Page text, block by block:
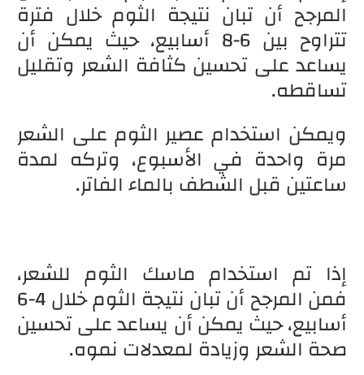
المرجح أن تبان نتيجة الثوم خلال فترة
تتراوح بين 6-8 أسابيع، حيث يمكن أن
يساعد على تحسين كثافة الشعر وتقليل
تساقطه.
ويمكن استخدام عصير الثوم على الشعر
مرة واحدة في الأسبوع، وتركه لمدة
ساعتين قبل الشطف بالماء الفاتر.
إذا تم استخدام ماسك الثوم للشعر،
فمن المرجح أن تبان نتيجة الثوم خلال 4-6
أسابيع، حيث يمكن أن يساعد على تحسين
صحة الشعر وزيادة لمعدلات نموه.